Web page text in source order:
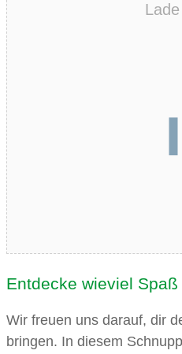
Entdecke wieviel
Wir freuen uns darauf, dir
bringen. In diesem